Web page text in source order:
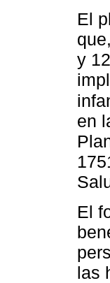
El
y
en
El
las